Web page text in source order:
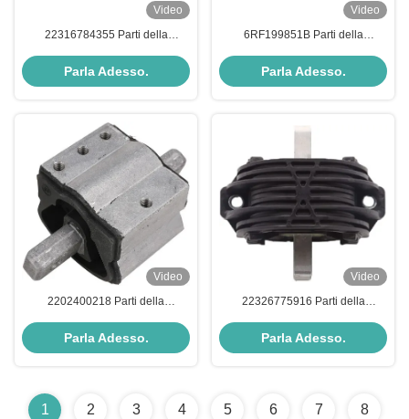
Video
22316784355 Parti della
trasmissione
Parla Adesso.
Video
6RF199851B Parti della
trasmissione
Parla Adesso.
Video
2202400218 Parti della
trasmissione
Parla Adesso.
Video
22326775916 Parti della
trasmissione
Parla Adesso.
1 2 3 4 5 6 7 8